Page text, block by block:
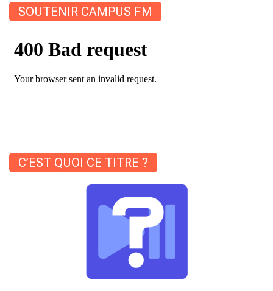
SOUTENIR CAMPUS FM
C’EST QUOI CE TITRE ?